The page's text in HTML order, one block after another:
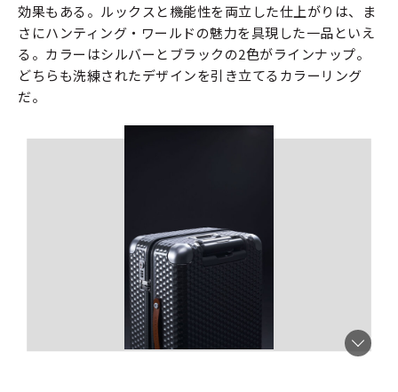
効果もある。ルックスと機能性を両立した仕上がりは、ま
さにハンティング・ワールドの魅力を具現した一品といえ
る。カラーはシルバーとブラックの2色がラインナップ。
どちらも洗練されたデザインを引き立てるカラーリング
だ。